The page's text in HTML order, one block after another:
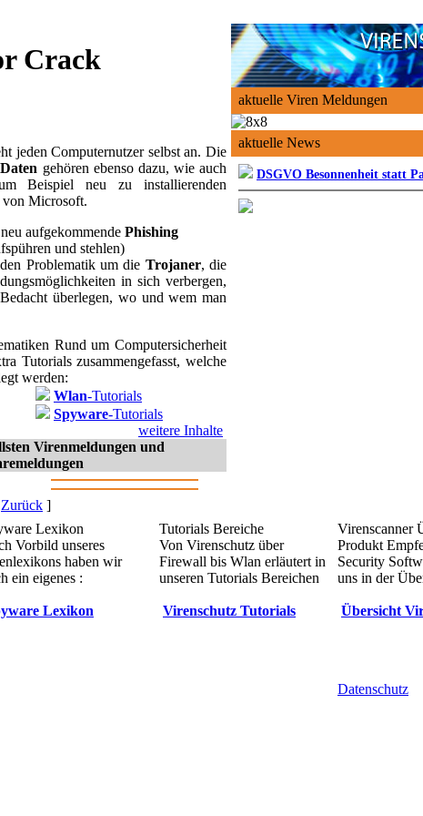
Crack
jeden Computernutzer selbst an. Die
gehören ebenso dazu, wie auch
Beispiel neu zu installierenden
von Microsoft.
aufgekommende Phishing
und stehlen)
Problematik um die Trojaner, die
in sich verbergen,
überlegen, wo und wem man
Rund um Computersicherheit
Tutorials zusammengefasst, welche
werden:
Wlan-Tutorials
Spyware-Tutorials
weitere Inhalte
Virenmeldungen und
Zurück ]
aktuelle Viren Meldungen
aktuelle News
DSGVO Besonnenheit statt
Lexikon
Vorbild unseres
haben wir
ein eigenes :
Lexikon
Tutorials Bereiche
Von Virenschutz über
Firewall bis Wlan erläutert in
unseren Tutorials Bereichen
Virenschutz Tutorials
Virenscanner
Produkt
Security
uns in der
Übersicht
Datenschutz